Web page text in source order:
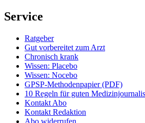
Service
Ratgeber
Gut vorbereitet zum Arzt
Chronisch krank
Wissen: Placebo
Wissen: Nocebo
GPSP-Methodenpapier (PDF)
10 Regeln für guten
Kontakt Abo
Kontakt Redaktion